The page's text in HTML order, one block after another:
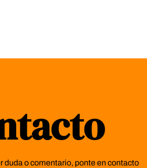
duda o comentario, ponte en contacto